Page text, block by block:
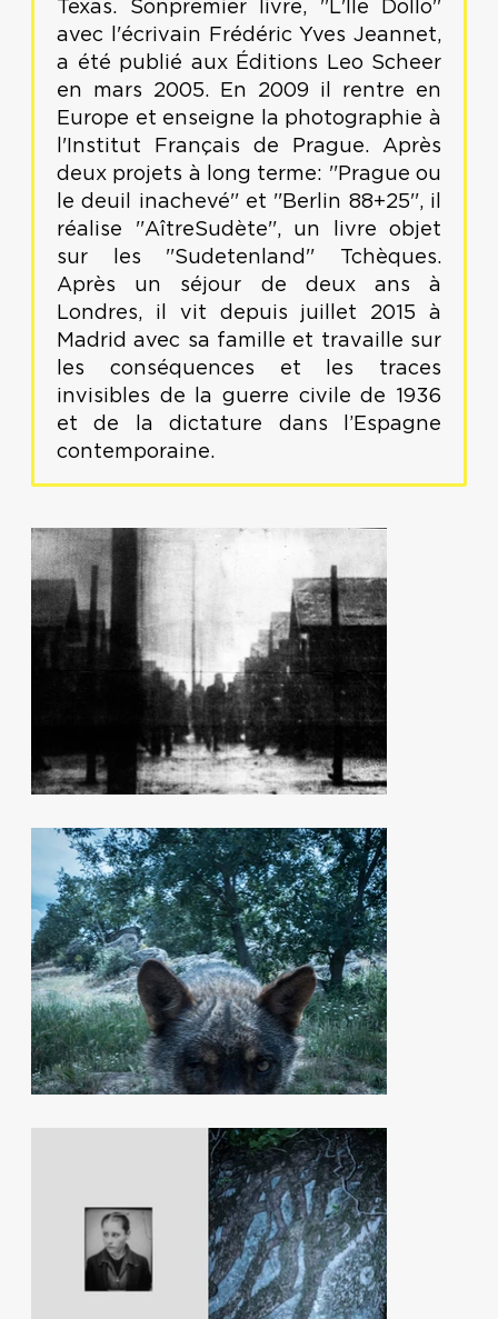
Texas. Sonpremier livre, ''L'Ile Dollo''
avec l'écrivain Frédéric Yves Jeannet,
a été publié aux Éditions Leo Scheer
en mars 2005. En 2009 il rentre en
Europe et enseigne la photographie à
l'Institut Français de Prague. Après
deux projets à long terme: ''Prague ou
le deuil inachevé'' et ''Berlin 88+25'', il
réalise ''AîtreSudète'', un livre objet
sur les ''Sudetenland'' Tchèques.
Après un séjour de deux ans à
Londres, il vit depuis juillet 2015 à
Madrid avec sa famille et travaille sur
les conséquences et les traces
invisibles de la guerre civile de 1936
et de la dictature dans l’Espagne
contemporaine.